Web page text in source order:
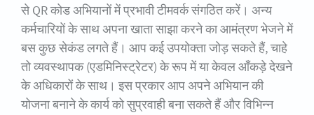
से QR कोड अभियानों में प्रभावी टीमवर्क संगठित करें। अन्य
कर्मचारियों के साथ अपना खाता साझा करने का आमंत्रण भेजने में
बस कुछ सेकंड लगते हैं। आप कई उपयोक्ता जोड़ सकते हैं, चाहे
तो व्यवस्थापक (एडमिनिस्ट्रेटर) के रूप में या केवल आँकड़े देखने
के अधिकारों के साथ। इस प्रकार आप अपने अभियान की
योजना बनाने के कार्य को सुप्रवाही बना सकते हैं और विभिन्न